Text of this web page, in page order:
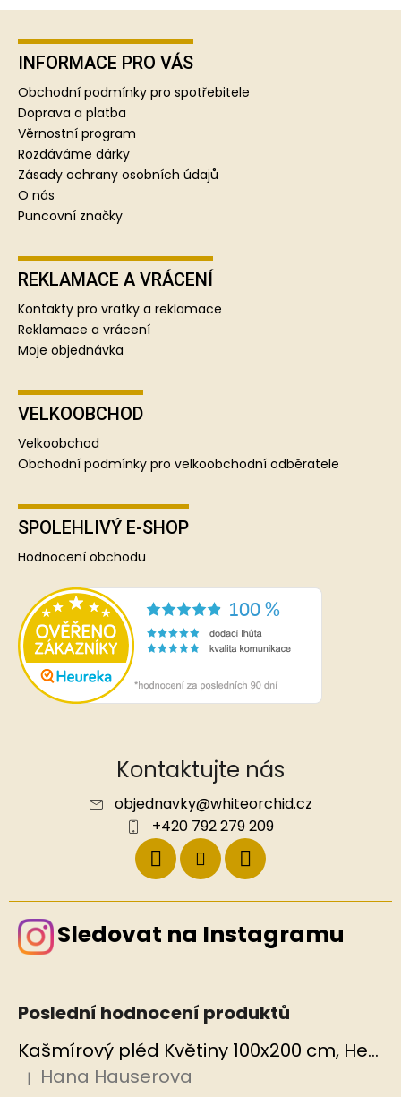
Z
INFORMACE PRO VÁS
Obchodní podmínky pro spotřebitele
Doprava a platba
Věrnostní program
Rozdáváme dárky
Zásady ochrany osobních údajů
O nás
Puncovní značky
REKLAMACE A VRÁCENÍ
Kontakty pro vratky a reklamace
Reklamace a vrácení
Moje objednávka
VELKOOBCHOD
Velkoobchod
Obchodní podmínky pro velkoobchodní odběratele
SPOLEHLIVÝ E-SHOP
Hodnocení obchodu
Kontaktujte nás
objednavky@whiteorchid.cz
+420 792 279 209
Sledovat na Instagramu
Poslední hodnocení produktů
Kašmírový pléd Květiny 100x200 cm, Hedvábný svět
Hodnocení produktu je 5 z 5 hvězdiček.
| Hana Hauserova